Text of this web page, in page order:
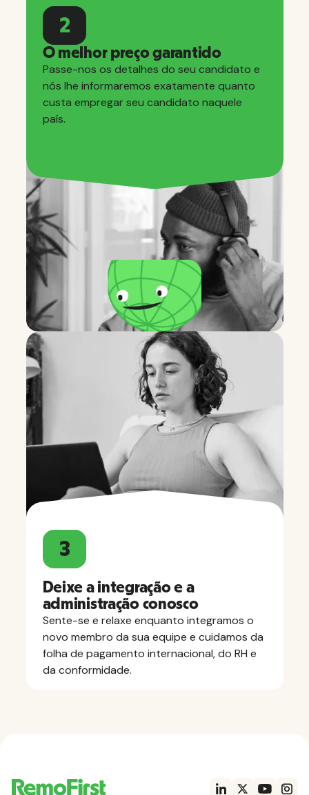
2
O melhor preço garantido
Passe-nos os detalhes do seu candidato e
nós lhe informaremos exatamente quanto
custa empregar seu candidato naquele
país.
3
Deixe a integração e a
administração conosco
Sente-se e relaxe enquanto integramos o
novo membro da sua equipe e cuidamos da
folha de pagamento internacional, do RH e
da conformidade.